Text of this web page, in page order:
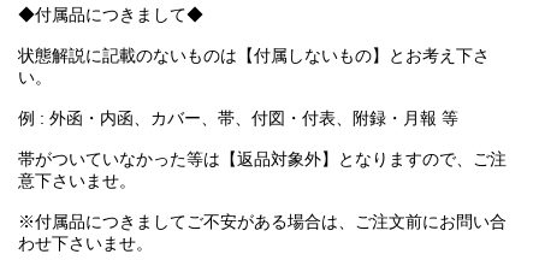
◆付属品につきまして◆
状態解説に記載のないものは【付属しないもの】とお考え下さ
い。
例 : 外函・内函、カバー、帯、付図・付表、附録・月報 等
帯がついていなかった等は【返品対象外】となりますので、ご注
意下さいませ。
※付属品につきましてご不安がある場合は、ご注文前にお問い合
わせ下さいませ。